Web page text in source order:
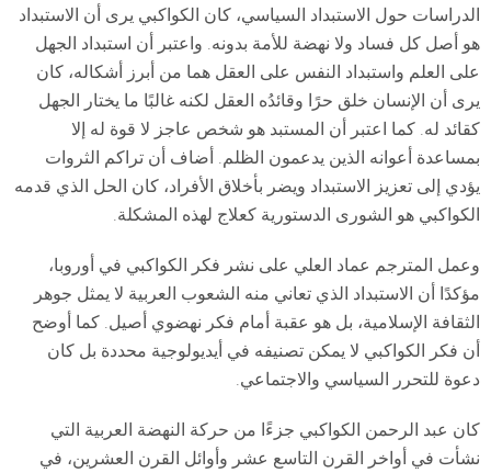
الدراسات حول الاستبداد السياسي، كان الكواكبي يرى أن الاستبداد
هو أصل كل فساد ولا نهضة للأمة بدونه. واعتبر أن استبداد الجهل
على العلم واستبداد النفس على العقل هما من أبرز أشكاله، كان
يرى أن الإنسان خلق حرًا وقائدُه العقل لكنه غالبًا ما يختار الجهل
كقائد له. كما اعتبر أن المستبد هو شخص عاجز لا قوة له إلا
بمساعدة أعوانه الذين يدعمون الظلم. أضاف أن تراكم الثروات
يؤدي إلى تعزيز الاستبداد ويضر بأخلاق الأفراد، كان الحل الذي قدمه
الكواكبي هو الشورى الدستورية كعلاج لهذه المشكلة.
وعمل المترجم عماد العلي على نشر فكر الكواكبي في أوروبا،
مؤكدًا أن الاستبداد الذي تعاني منه الشعوب العربية لا يمثل جوهر
الثقافة الإسلامية، بل هو عقبة أمام فكر نهضوي أصيل. كما أوضح
أن فكر الكواكبي لا يمكن تصنيفه في أيديولوجية محددة بل كان
دعوة للتحرر السياسي والاجتماعي.
كان عبد الرحمن الكواكبي جزءًا من حركة النهضة العربية التي
نشأت في أواخر القرن التاسع عشر وأوائل القرن العشرين، في